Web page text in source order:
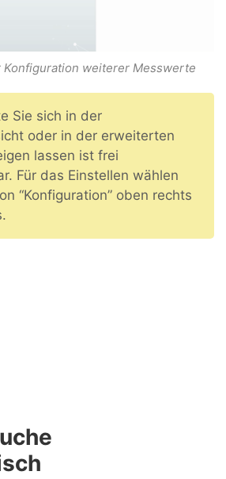
Konfiguration weiterer Messwerte
Sie sich in der
oder in der erweiterten
lassen ist frei
Für das Einstellen wählen
“Konfiguration” oben rechts